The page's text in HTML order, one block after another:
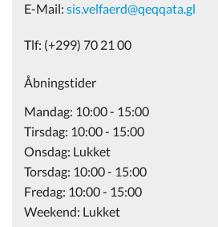
E-Mail: sis.velfaerd@qeqqata.gl
Tlf: (+299) 70 21 00
Åbningstider
Mandag: 10:00 - 15:00
Tirsdag: 10:00 - 15:00
Onsdag: Lukket
Torsdag: 10:00 - 15:00
Fredag: 10:00 - 15:00
Weekend: Lukket